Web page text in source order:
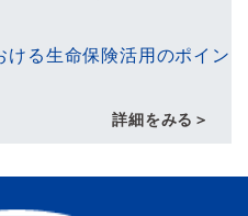
ける生命保険活用のポイン
詳細をみる＞